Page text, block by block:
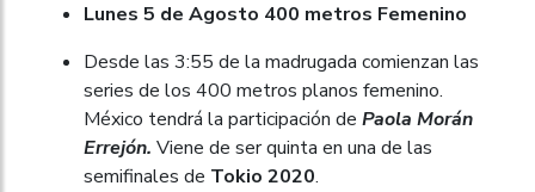
Lunes 5 de Agosto 400 metros Femenino
Desde las 3:55 de la madrugada comienzan las
series de los 400 metros planos femenino.
México tendrá la participación de Paola Morán
Errejón. Viene de ser quinta en una de las
semifinales de Tokio 2020.